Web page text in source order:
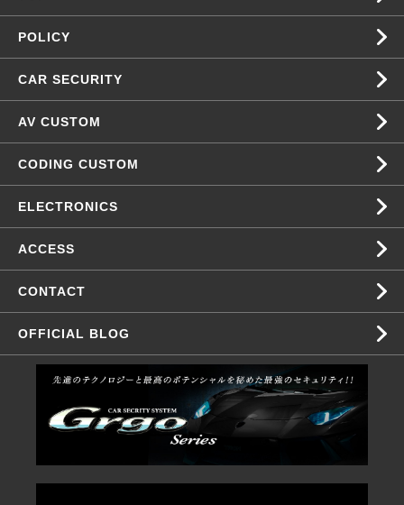
POLICY
CAR SECURITY
AV CUSTOM
CODING CUSTOM
ELECTRONICS
ACCESS
CONTACT
OFFICIAL BLOG